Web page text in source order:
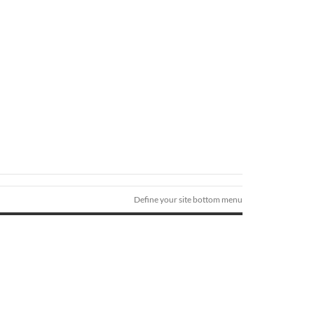
Define your site bottom menu